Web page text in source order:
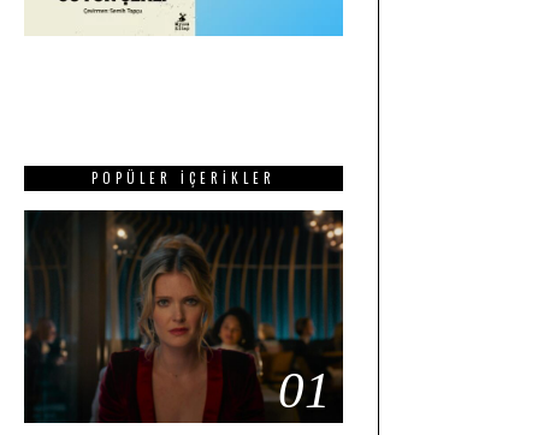
POPÜLER İÇERIKLER
01